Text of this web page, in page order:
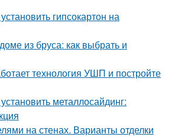
гипсокартон на
из бруса: как выбрать и
технология УШП и постройте
металлосайдинг:
на стенах. Варианты отделки